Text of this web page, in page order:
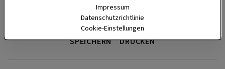
SPEICHERN DRUCKEN
Impressum
Datenschutzrichtlinie
Cookie-Einstellungen